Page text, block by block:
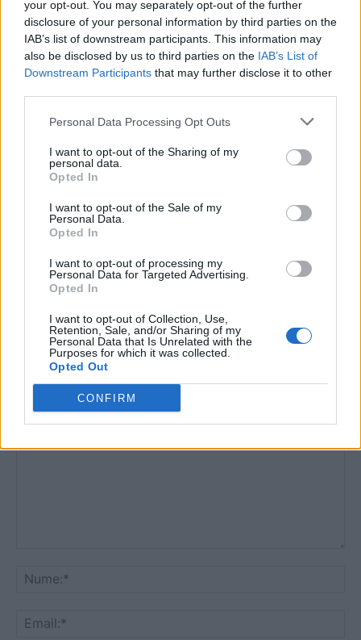
your opt-out. You may separately opt-out of the further
disclosure of your personal information by third parties on the
IAB’s list of downstream participants. This information may
also be disclosed by us to third parties on the IAB’s List of
Downstream Participants that may further disclose it to other
Personal Data Processing Opt Outs
I want to opt-out of the Sharing of my
personal data.
Opted In
I want to opt-out of the Sale of my
Personal Data.
Opted In
I want to opt-out of processing my
Personal Data for Targeted Advertising.
Opted In
I want to opt-out of Collection, Use,
Retention, Sale, and/or Sharing of my
Personal Data that Is Unrelated with the
Purposes for which it was collected.
Opted Out
CONFIRM
RELATED ARTICLES
Pariuri sportive
Victoria oaspeților în Superligă, o
etapa a 3-a?
Pariuri sportive
Săptămâna europeană decisivă:
cum arată șansele echipelor din
Pariuri sportive
Superbet la start de Superligă?
LĂSAȚI UN MESAJ